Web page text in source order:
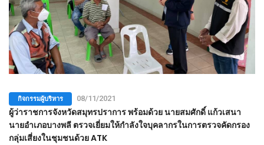
กิจกรรมผู้บริหาร 08/11/2021
ผู้ว่าราชการจังหวัดสมุทรปราการ พร้อมด้วย นายสมศักดิ์ แก้วเสนา
นายอำเภอบางพลี ตรวจเยี่ยมให้กำลังใจบุคลากรในการตรวจคัดกรอง
กลุ่มเสี่ยงในชุมชนด้วย ATK